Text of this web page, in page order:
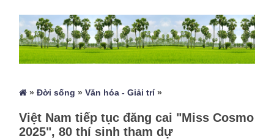
»Đời sống »Văn hóa - Giải trí»
Việt Nam tiếp tục đăng cai "Miss Cosmo
2025", 80 thí sinh tham dự